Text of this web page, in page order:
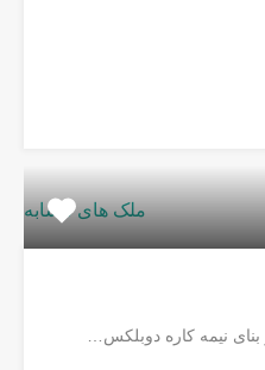
ملک های مشابه